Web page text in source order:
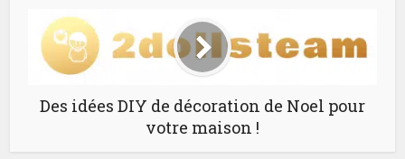
Des idées DIY de décoration de Noel pour
votre maison !